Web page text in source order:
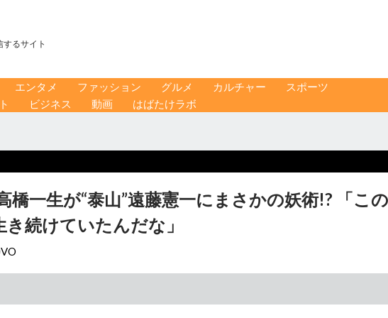
るサイト
エンタメ ファッション グルメ カルチャー
スポーツ
ビジネス 動画 はばたけラボ
橋一生が“泰山”遠藤憲一にまさかの妖術!? 「こ
続けていたんだな」